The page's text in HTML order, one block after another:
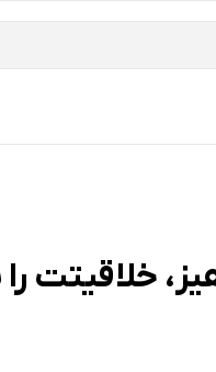
خلاقیتت را